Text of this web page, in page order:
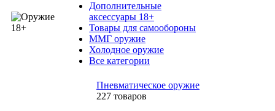
Дополнительные
аксессуары 18+
Товары для самообороны
ММГ оружие
Холодное оружие
Все категории
Пневматическое оружие
227 товаров